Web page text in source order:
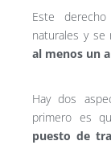
Este
naturales y se
al menos un
Hay dos
primero es
puesto de